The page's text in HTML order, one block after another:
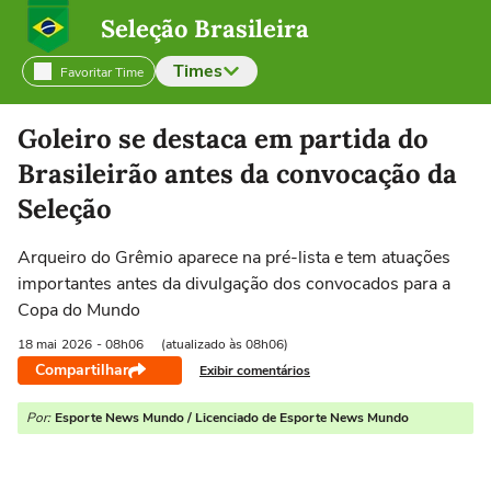
Seleção Brasileira
Favoritar Time Times
Selecione o time para ver as notícias
Goleiro se destaca em partida do
Brasileirão antes da convocação da
Seleção
Arqueiro do Grêmio aparece na pré-lista e tem atuações
importantes antes da divulgação dos convocados para a
Copa do Mundo
18 mai 2026 - 08h06 (atualizado às 08h06)
Compartilhar Exibir comentários
Por: Esporte News Mundo / Licenciado de Esporte News Mundo